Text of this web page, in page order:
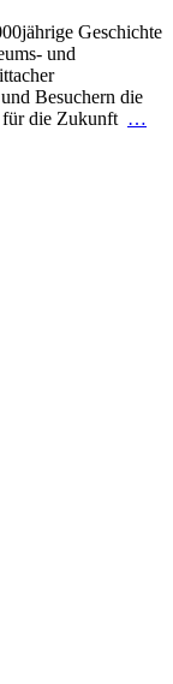
Geschichte
und
Besuchern die
für die Zukunft …